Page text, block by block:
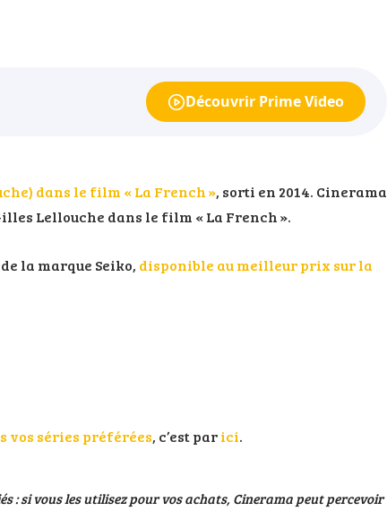
Découvrir Prime Video
dans le film « La French », sorti en 2014. Cinerama
Lellouche dans le film « La French ».
la marque Seiko, disponible au meilleur prix sur la
vos séries préférées, c’est parici.
: si vous les utilisez pour vos achats, Cinerama peut percevoir